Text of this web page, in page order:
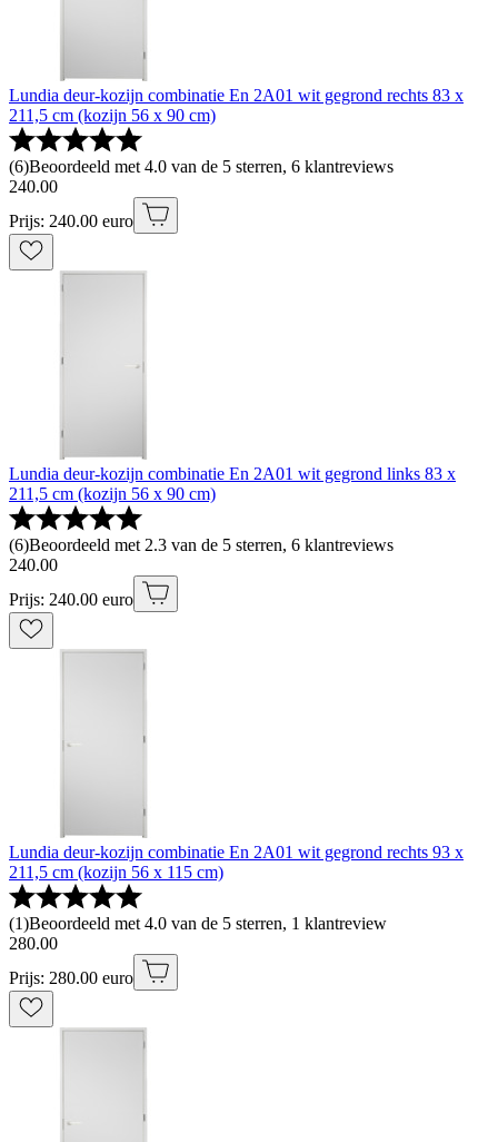
Lundia deur-kozijn combinatie En 2A01 wit gegrond rechts 83 x
211,5 cm (kozijn 56 x 90 cm)
(6)Beoordeeld met 4.0 van de 5 sterren, 6 klantreviews
240.00
Prijs: 240.00 euro
Lundia deur-kozijn combinatie En 2A01 wit gegrond links 83 x
211,5 cm (kozijn 56 x 90 cm)
(6)Beoordeeld met 2.3 van de 5 sterren, 6 klantreviews
240.00
Prijs: 240.00 euro
Lundia deur-kozijn combinatie En 2A01 wit gegrond rechts 93 x
211,5 cm (kozijn 56 x 115 cm)
(1)Beoordeeld met 4.0 van de 5 sterren, 1 klantreview
280.00
Prijs: 280.00 euro